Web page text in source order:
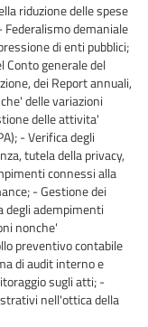
riduzione delle spese
demaniale
di enti pubblici;
Conto generale del
dei Report annuali,
delle variazioni
delle attivita'
- Verifica degli
tutela della privacy,
connessi alla
- Gestione dei
degli adempimenti
nonche'
preventivo contabile
di audit interno e
sugli atti; -
nell'ottica della